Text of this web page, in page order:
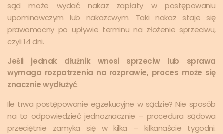
sąd może wydać nakaz zapłaty w postępowaniu
upominawczym lub nakazowym. Taki nakaz staje się
prawomocny po upływie terminu na złożenie sprzeciwu,
czyli 14 dni.
Jeśli jednak dłużnik wnosi sprzeciw lub sprawa
wymaga rozpatrzenia na rozprawie, proces może się
znacznie wydłużyć.
Ile trwa postępowanie egzekucyjne w sądzie? Nie sposób
na to odpowiedzieć jednoznacznie – procedura sądowa
przeciętnie zamyka się w kilka – kilkanaście tygodni.